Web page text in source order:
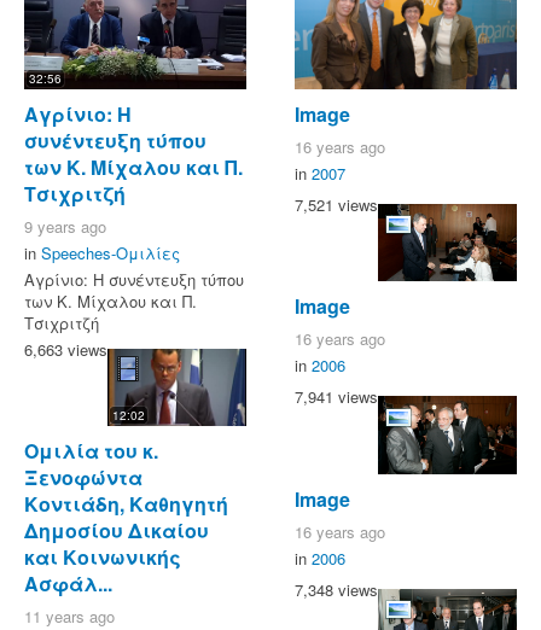
32:56
Αγρίνιο: Η
συνέντευξη τύπου
των Κ. Μίχαλου και Π.
Τσιχριτζή
9 years ago
in Speeches-Ομιλίες
Αγρίνιο: Η συνέντευξη τύπου
των Κ. Μίχαλου και Π.
Τσιχριτζή
6,663 views
12:02
Ομιλία του κ.
Ξενοφώντα
Κοντιάδη, Καθηγητή
Δημοσίου Δικαίου
και Κοινωνικής
Ασφάλ...
11 years ago
Image
16 years ago
in 2007
7,521 views
Image
16 years ago
in 2006
7,941 views
Image
16 years ago
in 2006
7,348 views